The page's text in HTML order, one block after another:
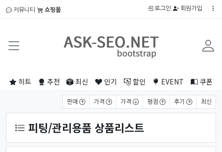
커뮤니티 쇼핑몰 로그인 회원가입
히트 추천 최신 인기 할인 EVENT 쿠폰
판매 가격 가격 평점 후기 최신
피팅/관리용품 상품리스트